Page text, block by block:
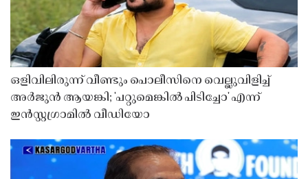
ഒളിവിലിരുന്ന് വീണ്ടും പൊലീസിനെ വെല്ലുവിളിച്ച്
അർജുൻ ആയങ്കി; 'പറ്റുമെങ്കിൽ പിടിച്ചോ' എന്ന്
ഇൻസ്റ്റഗ്രാമിൽ വീഡിയോ